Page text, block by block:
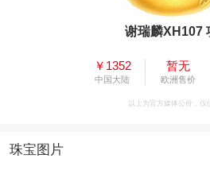
谢瑞麟XH107
￥1352
中国大陆
暂无
欧洲售价
以上为官方媒体公价，仅
珠宝图片